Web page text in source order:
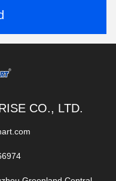
CO., LTD.